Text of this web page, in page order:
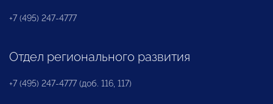
+7 (495) 247-4777
Отдел регионального развития
+7 (495) 247-4777 (доб. 116, 117)